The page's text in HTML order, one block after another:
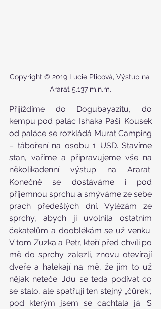
Copyright © 2019 Lucie Plicová, Výstup na
Ararat 5.137 m.n.m.
Přijíždíme do Dogubayazitu, do
kempu pod palác Ishaka Paši. Kousek
od paláce se rozkládá Murat Camping
– táboření na osobu 1 USD. Stavíme
stan, vaříme a připravujeme vše na
několikadenní výstup na Ararat.
Konečně se dostáváme i pod
příjemnou sprchu a smýváme ze sebe
prach předešlých dní. Vylézám ze
sprchy, abych ji uvolnila ostatním
čekatelům a dooblékám se už venku.
V tom Zuzka a Petr, kteří před chvíli po
mě do sprchy zalezli, znovu otevírají
dveře a halekají na mě, že jim to už
nějak neteče. Jdu se teda podívat co
se stalo, ale spatřuji ten stejný „čůrek“,
pod kterým jsem se cachtala já. S